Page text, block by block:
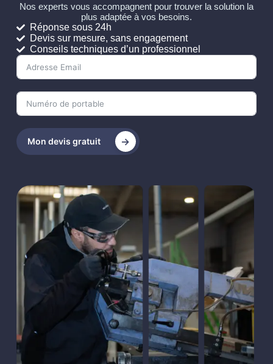
Nos experts vous accompagnent pour trouver la solution la
plus adaptée à vos besoins.
Réponse sous 24h
Devis sur mesure, sans engagement
Conseils techniques d’un professionnel
Mon devis gratuit